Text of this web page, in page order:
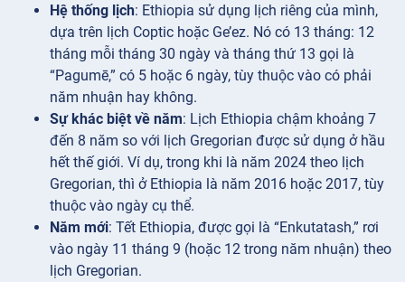
Hệ thống lịch: Ethiopia sử dụng lịch riêng của mình,
dựa trên lịch Coptic hoặc Ge’ez. Nó có 13 tháng: 12
tháng mỗi tháng 30 ngày và tháng thứ 13 gọi là
“Pagumē,” có 5 hoặc 6 ngày, tùy thuộc vào có phải
năm nhuận hay không.
Sự khác biệt về năm: Lịch Ethiopia chậm khoảng 7
đến 8 năm so với lịch Gregorian được sử dụng ở hầu
hết thế giới. Ví dụ, trong khi là năm 2024 theo lịch
Gregorian, thì ở Ethiopia là năm 2016 hoặc 2017, tùy
thuộc vào ngày cụ thể.
Năm mới: Tết Ethiopia, được gọi là “Enkutatash,” rơi
vào ngày 11 tháng 9 (hoặc 12 trong năm nhuận) theo
lịch Gregorian.